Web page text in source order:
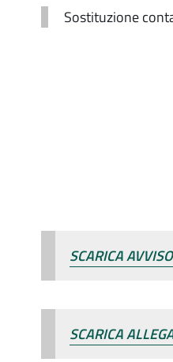
Sostituzione
SCARICA
SCARICA